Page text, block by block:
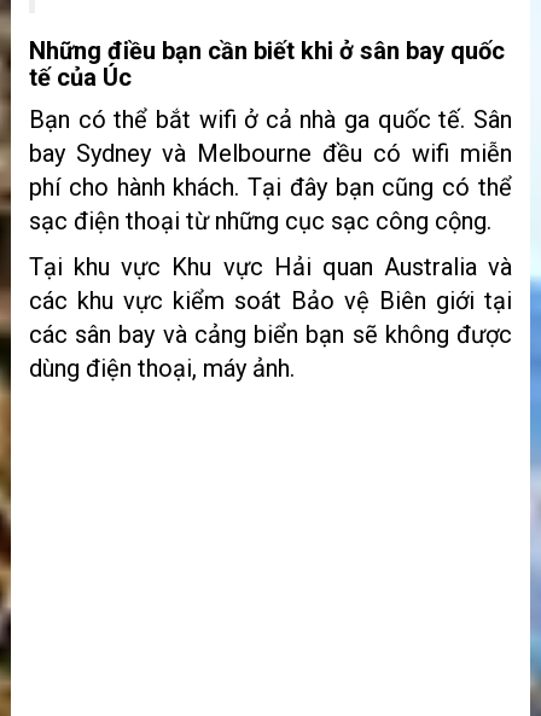
Những điều bạn cần biết khi ở sân bay quốc
tế của Úc
Bạn có thể bắt wifi ở cả nhà ga quốc tế. Sân
bay Sydney và Melbourne đều có wifi miễn
phí cho hành khách. Tại đây bạn cũng có thể
sạc điện thoại từ những cục sạc công cộng.
Tại khu vực Khu vực Hải quan Australia và
các khu vực kiểm soát Bảo vệ Biên giới tại
các sân bay và cảng biển bạn sẽ không được
dùng điện thoại, máy ảnh.